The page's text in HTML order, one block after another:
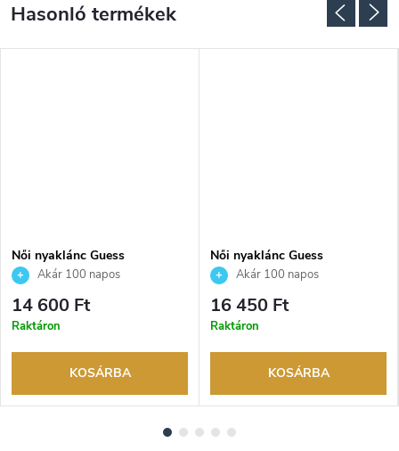
Női nyaklánc Guess
JUBN06043JWRHT
Akár 100 napos
visszaküldési lehetőség. Hivatalos
márkakereskedő.
14 600 Ft
Raktáron
KOSÁRBA
Női nyaklánc Guess
JUBN04606JWRHT
Akár 100 napos
visszaküldési lehetőség. Hivatalos
márkakereskedő.
16 450 Ft
Raktáron
KOSÁRBA